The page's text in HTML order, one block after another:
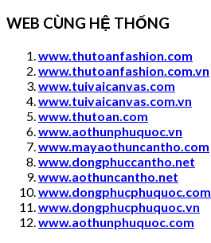
WEB CÙNG HỆ THỐNG
www.thutoanfashion.com
www.thutoanfashion.com.vn
www.tuivaicanvas.com
www.tuivaicanvas.com.vn
www.thutoan.com
www.aothunphuquoc.vn
www.mayaothuncantho.com
www.dongphuccantho. net
www.aothuncantho.net
www.dongphucphuquoc.com
www.dongphucphuquoc. vn
www.aothunphuquoc.com